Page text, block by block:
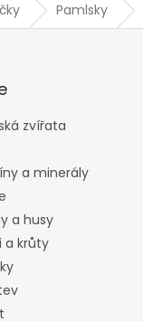
Pamlsky
zvířata
a minerály
a husy
a krůty